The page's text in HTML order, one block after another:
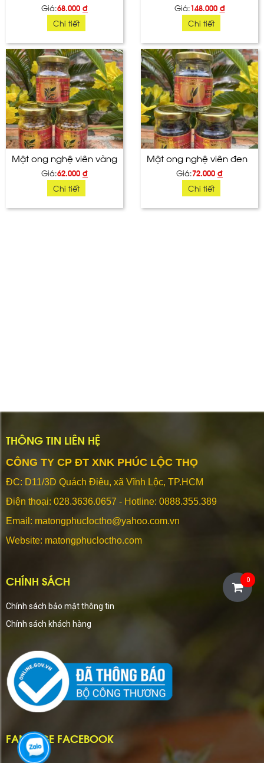
Giá:68.000 đ
Chi tiết
Giá:148.000 đ
Chi tiết
Mật ong nghệ viên vàng
Giá:62.000 đ
Chi tiết
Mật ong nghệ viên đen
Giá:72.000 đ
Chi tiết
THÔNG TIN LIÊN HỆ
CÔNG TY CP ĐT XNK PHÚC LỘC THỌ
ĐC: D11/3D Quách Điêu, xã Vĩnh Lộc, TP.HCM
Điện thoại: 028.3636.0657 - Hotline: 0888.355.389
Email: matongphucloctho@yahoo.com.vn
Website: matongphucloctho.com
CHÍNH SÁCH
Chính sách bảo mật thông tin
Chính sách khách hàng
FANPAGE FACEBOOK
0